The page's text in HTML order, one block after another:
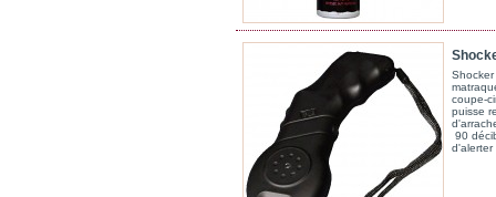
coupe-
puisse
90
d'alerter